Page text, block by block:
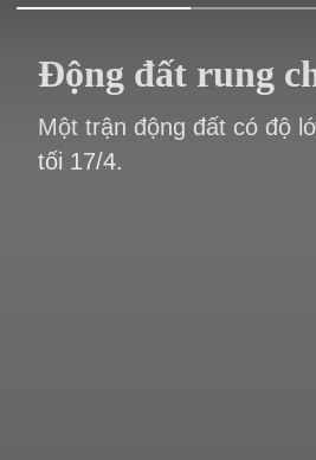
Động đất rung
Một trận động đất có độ
tối 17/4.